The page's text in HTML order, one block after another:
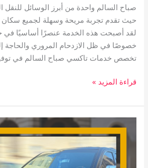
صباح السالم واحدة من أبرز الوسائل للنقل
حيث تقدم تجربة مريحة وسهلة لجميع سكان
لقد أصبحت هذه الخدمة عنصرًا أساسيًا في
خصوصًا في ظل الازدحام المروري والحاجة
تخصص خدمات تاكسي صباح السالم في
قراءة المزيد »
تاكسي
القمة